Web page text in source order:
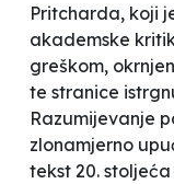
Pritcharda, koji
akademske
greškom,
te stranice
Razumijevanje
zlonamjerno
tekst 20. stoljeća